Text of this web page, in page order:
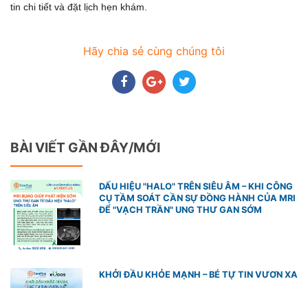
tin chi tiết và đặt lịch hẹn khám.
Hãy chia sẻ cùng chúng tôi
BÀI VIẾT GẦN ĐÂY/MỚI
DẤU HIỆU "HALO" TRÊN SIÊU ÂM – KHI CÔNG
CỤ TẦM SOÁT CẦN SỰ ĐỒNG HÀNH CỦA MRI
ĐỂ "VẠCH TRẦN" UNG THƯ GAN SỚM
KHỞI ĐẦU KHỎE MẠNH – BÉ TỰ TIN VƯƠN XA